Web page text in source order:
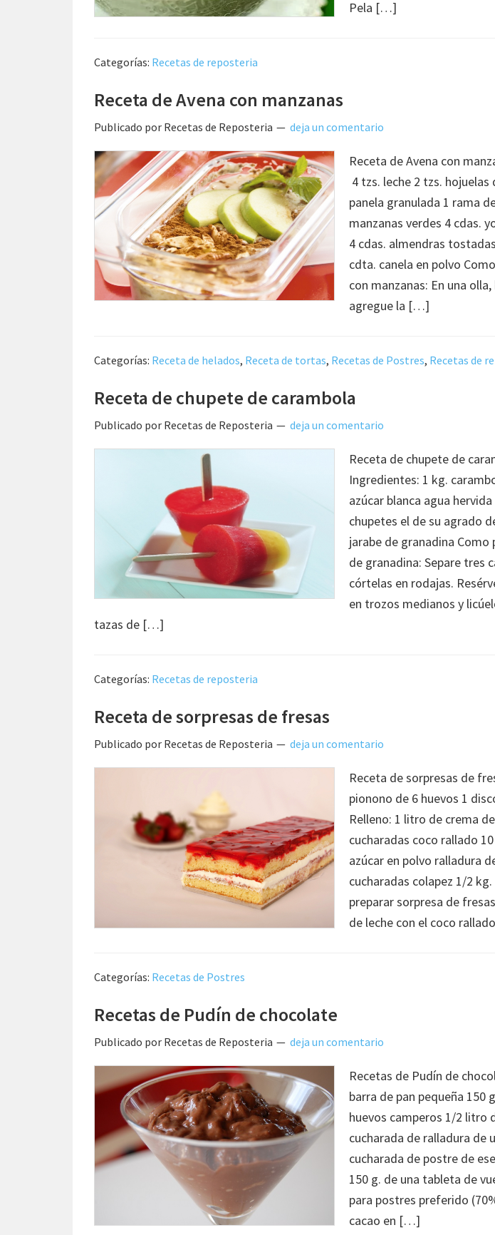
Pela […]
Categorías: Recetas de reposteria
Receta de Avena con manzanas
Publicado por Recetas de Reposteria deja un comentario
Receta de Avena con
4 tzs. leche 2 tzs. hojuelas
panela granulada 1 rama
manzanas verdes 4 cdas.
4 cdas. almendras
cdta. canela en polvo
con manzanas: En una
agregue la […]
Categorías: Receta de helados, Receta de tortas, Recetas de Postres, Recetas de
Receta de chupete de carambola
Publicado por Recetas de Reposteria deja un comentario
Receta de chupete de
Ingredientes: 1 kg.
azúcar blanca agua
chupetes el de su agrado
jarabe de granadina Como
de granadina: Separe tres
córtelas en rodajas.
en trozos medianos y
tazas de […]
Categorías: Recetas de reposteria
Receta de sorpresas de fresas
Publicado por Recetas de Reposteria deja un comentario
Receta de sorpresas de
pionono de 6 huevos 1
Relleno: 1 litro de crema
cucharadas coco rallado
azúcar en polvo ralladura
cucharadas colapez 1/2
preparar sorpresa de
de leche con el coco
Categorías: Recetas de Postres
Recetas de Pudín de chocolate
Publicado por Recetas de Reposteria deja un comentario
Recetas de Pudín de
barra de pan pequeña 150
huevos camperos 1/2 litro
cucharada de ralladura de
cucharada de postre de
150 g. de una tableta de
para postres preferido
cacao en […]